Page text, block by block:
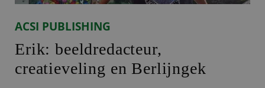
ACSI PUBLISHING
Erik: beeldredacteur,
creatieveling en Berlijngek